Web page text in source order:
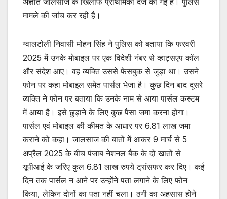
मामले की जांच कर रही है।
ग्वालटोली निवासी मोहन सिंह ने पुलिस को बताया कि फरवरी
2025 में उनके मोबाइल पर एक विदेशी नंबर से व्हाट्सएप कॉल
और संदेश आए। वह व्यक्ति उससे फेसबुक से जुड़ा था। उसने
फोन पर कहा मोबाइल समेत पार्सल भेजा है। कुछ दिन बाद दूसरे
व्यक्ति ने फोन पर बताया कि उनके नाम से आया पार्सल कस्टम
में आया है। इसे छुड़ाने के लिए कुछ पैसा जमा करना होगा।
पार्सल एवं मोबाइल की कीमत के आधार पर 6.81 लाख जमा
कराने को कहा। जालसाज की बातों में आकर 9 मार्च से 5
अप्रैल 2025 के बीच पंजाब नेशनल बैंक के दो खातों से
यूपीआई के जरिए कुल 6.81 लाख रुपये ट्रांसफर कर दिए। कई
दिन तक पार्सल न आने पर उन्होंने पता लगाने के लिए फोन
किया, लेकिन दोनों का पता नहीं चला। ठगी का अहसास होने